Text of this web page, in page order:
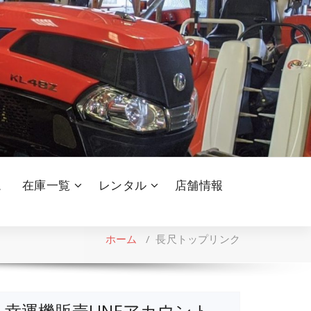
在庫一覧 レンタル 店舗情報
ホーム /長尺トップリンク